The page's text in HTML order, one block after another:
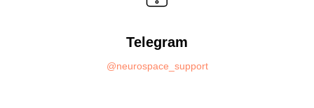
Telegram
@neurospace_support